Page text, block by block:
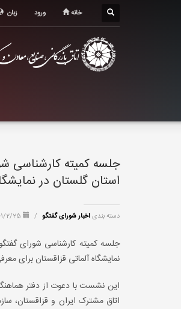
درباره اتاق
خدمات الکترونیک
معرفی استان
تشکل ها
ورود خانه زبان
جلسه کمیته
استان گلستان در
دسته بندیاخبار شورای گفتگو /
جلسه کمیته کارشناسی شورای
نمایشگاه آلماتی قزاقستان برای
این نشست با دعوت از دفتر
اتاق مشترک ایران و قزاقستان،